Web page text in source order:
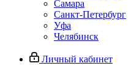
Самара
Санкт-Петербург
Уфа
Челябинск
Личный кабинет